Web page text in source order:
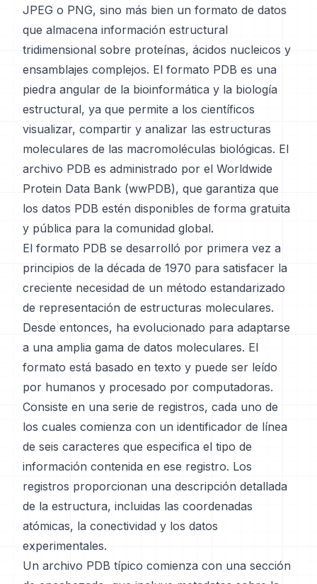
JPEG o PNG, sino más bien un formato de datos
que almacena información estructural
tridimensional sobre proteínas, ácidos nucleicos y
ensamblajes complejos. El formato PDB es una
piedra angular de la bioinformática y la biología
estructural, ya que permite a los científicos
visualizar, compartir y analizar las estructuras
moleculares de las macromoléculas biológicas. El
archivo PDB es administrado por el Worldwide
Protein Data Bank (wwPDB), que garantiza que
los datos PDB estén disponibles de forma gratuita
y pública para la comunidad global.
El formato PDB se desarrolló por primera vez a
principios de la década de 1970 para satisfacer la
creciente necesidad de un método estandarizado
de representación de estructuras moleculares.
Desde entonces, ha evolucionado para adaptarse
a una amplia gama de datos moleculares. El
formato está basado en texto y puede ser leído
por humanos y procesado por computadoras.
Consiste en una serie de registros, cada uno de
los cuales comienza con un identificador de línea
de seis caracteres que especifica el tipo de
información contenida en ese registro. Los
registros proporcionan una descripción detallada
de la estructura, incluidas las coordenadas
atómicas, la conectividad y los datos
experimentales.
Un archivo PDB típico comienza con una sección